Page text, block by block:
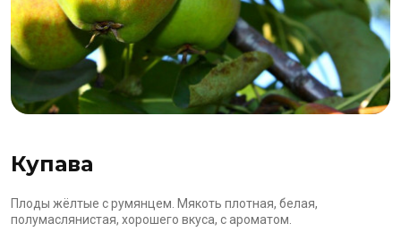
Купава
Плоды жёлтые с румянцем. Мякоть плотная, белая,
полумаслянистая, хорошего вкуса, с ароматом.